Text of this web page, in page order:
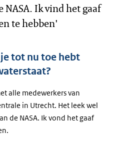
Ik vind het gaaf
te hebben'
tot nu toe hebt
alle medewerkers van
in Utrecht. Het leek wel
de NASA. Ik vond het gaaf